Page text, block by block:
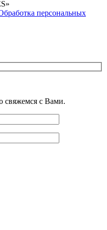
персональных
свяжемся с Вами.